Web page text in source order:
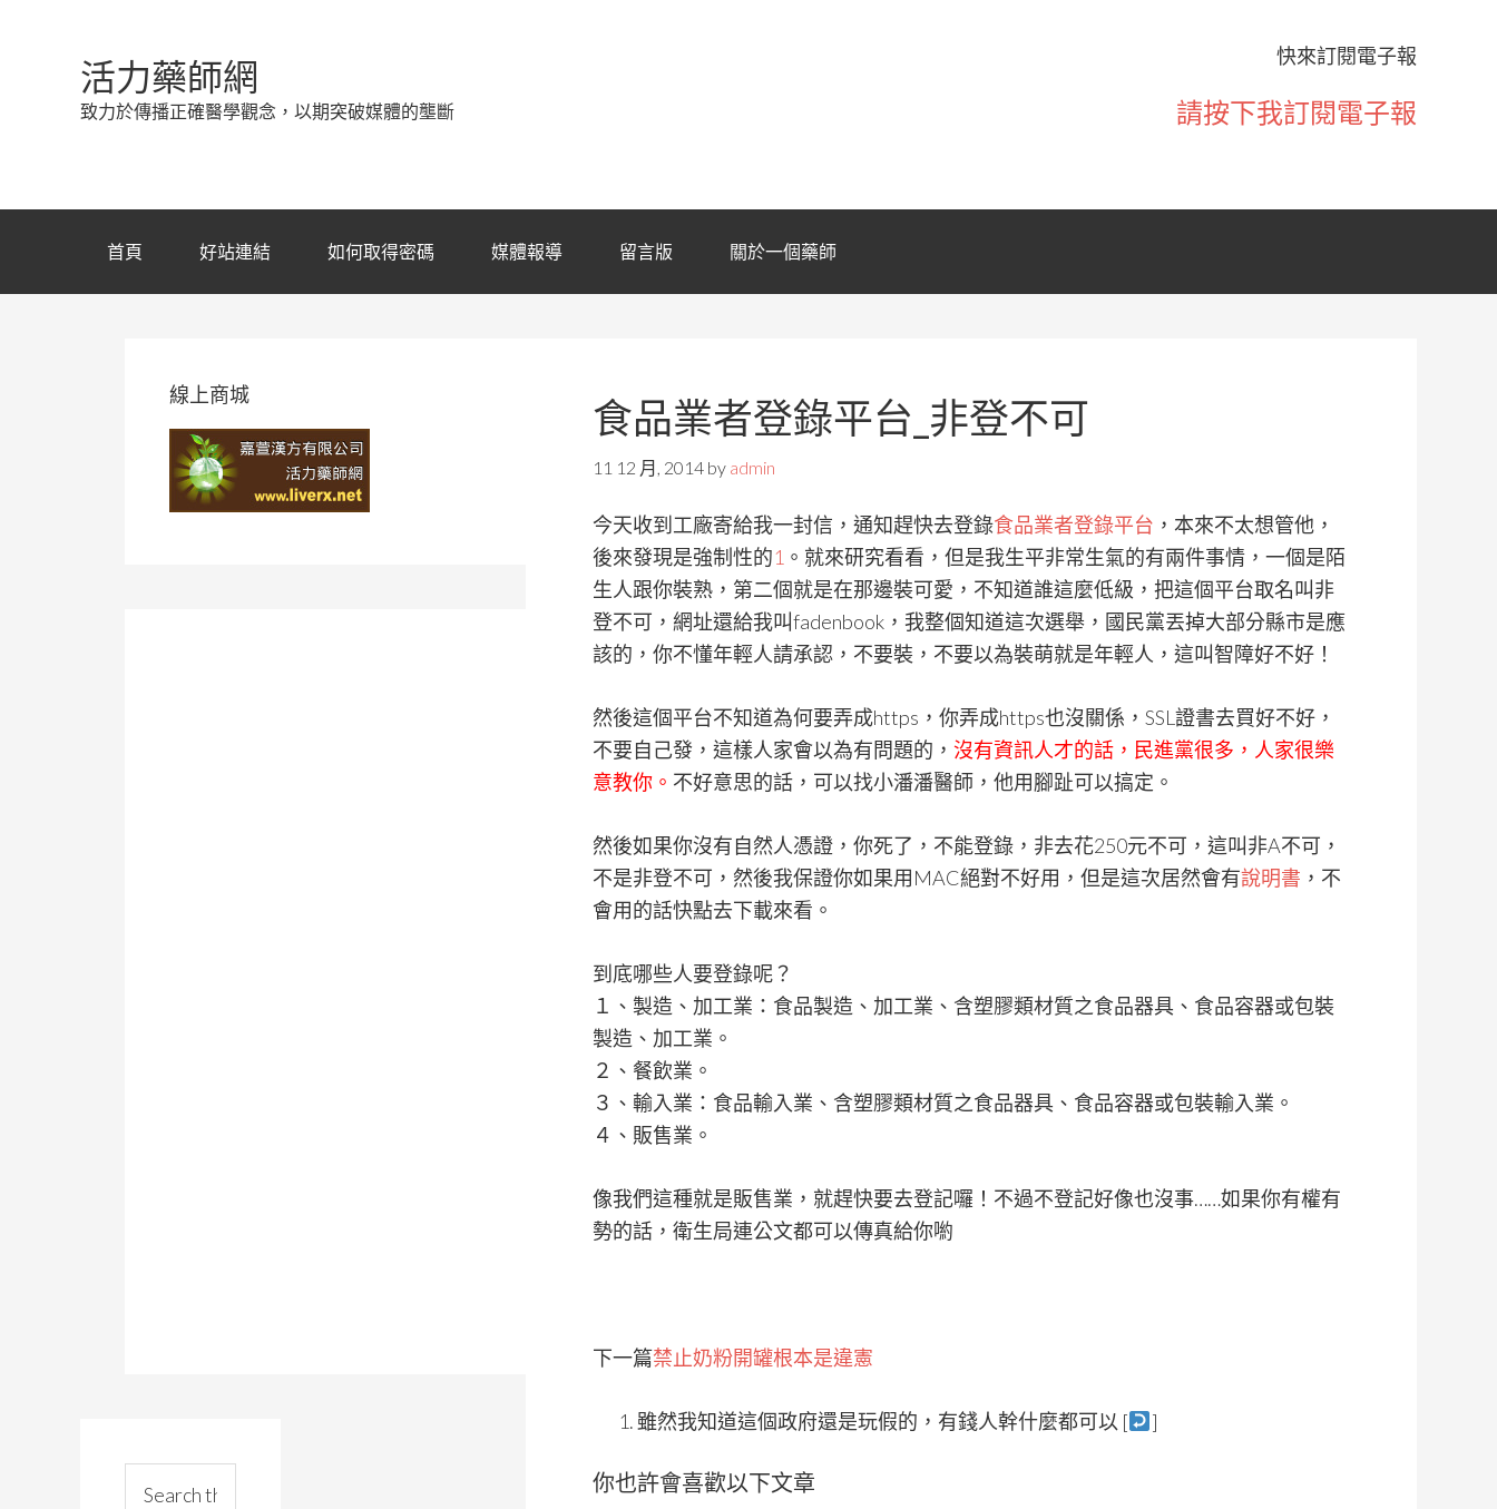
活力藥師網
致力於傳播正確醫學觀念，以期突破媒體的壟斷
快來訂閱電子報
請按下我訂閱電子報
首頁 好站連結 如何取得密碼 媒體報導 留言版 關於一個藥師
食品業者登錄平台_非登不可
11 12 月, 2014 by admin
今天收到工廠寄給我一封信，通知趕快去登錄食品業者登錄平台 ，本來不太想管他，
後來發現是強制性的1 。就來研究看看，但是我生平非常生氣的有兩件事情，一個是陌
生人跟你裝熟，第二個就是在那邊裝可愛，不知道誰這麼低級，把這個平台取名叫非
登不可，網址還給我叫fadenbook，我整個知道這次選舉，國民黨丟掉大部分縣市是應
該的，你不懂年輕人請承認，不要裝，不要以為裝萌就是年輕人，這叫智障好不好！
然後這個平台不知道為何要弄成https，你弄成https也沒關係，SSL證書去買好不好，
不要自己發，這樣人家會以為有問題的， 沒有資訊人才的話，民進黨很多，人家很樂
意教你。 不好意思的話，可以找小潘潘醫師，他用腳趾可以搞定。
然後如果你沒有自然人憑證，你死了，不能登錄，非去花250元不可，這叫非A不可，
不是非登不可，然後我保證你如果用MAC絕對不好用，但是這次居然會有說明書 ，不
會用的話快點去下載來看。
到底哪些人要登錄呢？
１、製造、加工業：食品製造、加工業、含塑膠類材質之食品器具、食品容器或包裝
製造、加工業。
２、餐飲業。
３、輸入業：食品輸入業、含塑膠類材質之食品器具、食品容器或包裝輸入業。
４、販售業。
像我們這種就是販售業，就趕快要去登記囉！不過不登記好像也沒事……如果你有權有
勢的話，衛生局連公文都可以傳真給你喲
下一篇禁止奶粉開罐根本是違憲
雖然我知道這個政府還是玩假的，有錢人幹什麼都可以 [ ]
你也許會喜歡以下文章
線上商城